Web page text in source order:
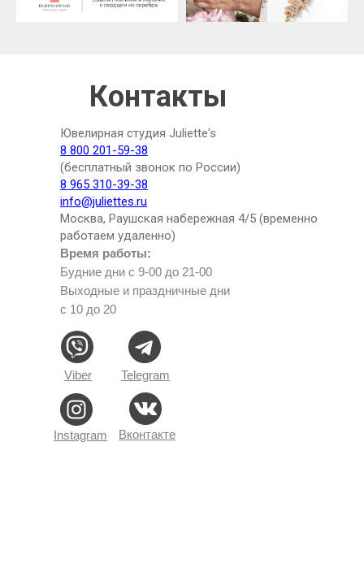
Время работы:
Будние дни с 9-00 до 21-00
Выходные и праздничные дни
с 10 до 20
Telegram
Viber
Instagram
Ювелирная студия Juliette's
8 800 201-59-38
(бесплатный звонок по России)
8 965 310-39-38
info@juliettes.ru
Москва, Раушская набережная 4/5 (временно
работаем удаленно)
Контакты
Вконтакте